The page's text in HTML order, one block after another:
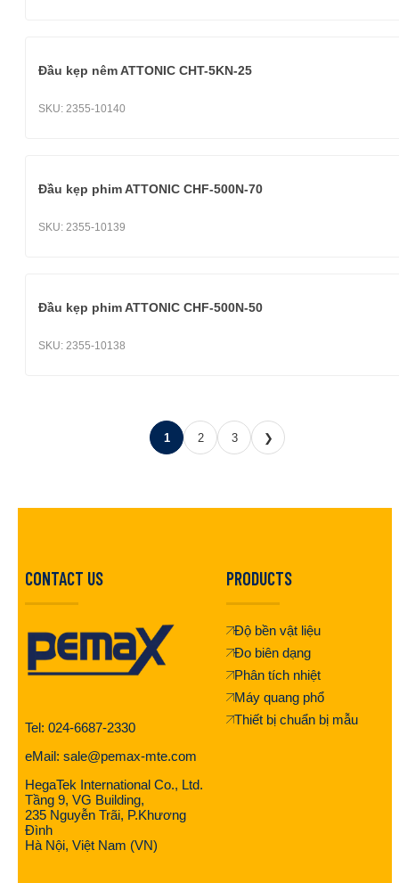
Đầu kẹp nêm ATTONIC CHT-5KN-25
SKU: 2355-10140
Đầu kẹp phim ATTONIC CHF-500N-70
SKU: 2355-10139
Đầu kẹp phim ATTONIC CHF-500N-50
SKU: 2355-10138
1 2 3 ❯
CONTACT US
Tel: 024-6687-2330
eMail: sale@pemax-mte.com
HegaTek International Co., Ltd.
Tầng 9, VG Building,
235 Nguyễn Trãi, P.Khương
Đình
Hà Nội, Việt Nam (VN)
PRODUCTS
Độ bền vật liệu
Đo biên dạng
Phân tích nhiệt
Máy quang phổ
Thiết bị chuẩn bị mẫu